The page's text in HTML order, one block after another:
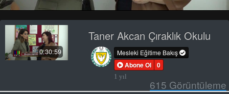
Video
0:30:59
Taner Akcan Çıraklık Okulu
Mesleki Eğitime Bakış
Abone Ol 0
1 yıl
615 Görüntüleme